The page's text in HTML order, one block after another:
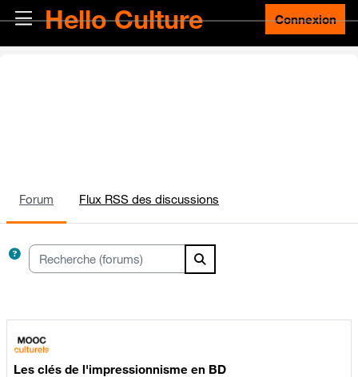
Passer au contenu principal
Panneau latéral
Hello Culture Connexion
Forum Flux RSS des discussions
Recherche (forums)
Recherche (forums)
Les clés de l'impressionnisme en BD